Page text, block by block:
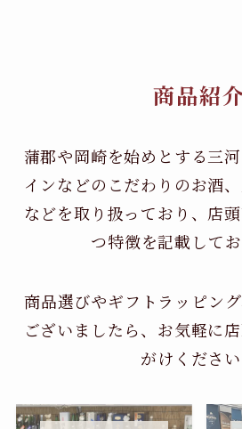
商品紹
蒲郡や岡崎を始めとする三
インなどのこだわりのお酒、
などを取り扱っており、店
つ特徴を記載してお
商品選びやギフトラッピン
ございましたら、お気軽に
がけください